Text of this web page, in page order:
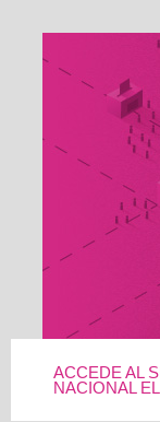
ACCEDE AL
NACIONAL